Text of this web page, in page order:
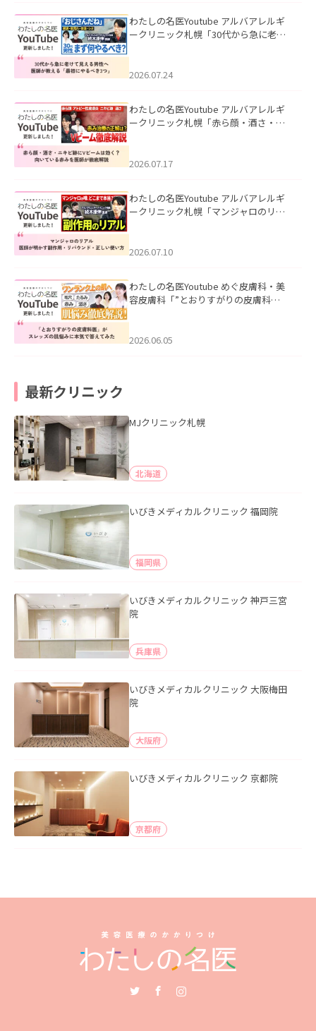
わたしの名医Youtube アルバアレルギ
ークリニック札幌「30代から急に老け
た。
2026.07.24
わたしの名医Youtube アルバアレルギ
ークリニック札幌「赤ら顔・酒さ・ニ
した。
2026.07.17
わたしの名医Youtube アルバアレルギ
ークリニック札幌「マンジャロのリア
た。
2026.07.10
わたしの名医Youtube めぐ皮膚科・美
容皮膚科「”とおりすがりの皮膚科
2026.06.05
最新クリニック
MJクリニック札幌
北海道
いびきメディカルクリニック 福岡院
福岡県
いびきメディカルクリニック 神戸三宮
院
兵庫県
いびきメディカルクリニック 大阪梅田
院
大阪府
いびきメディカルクリニック 京都院
京都府